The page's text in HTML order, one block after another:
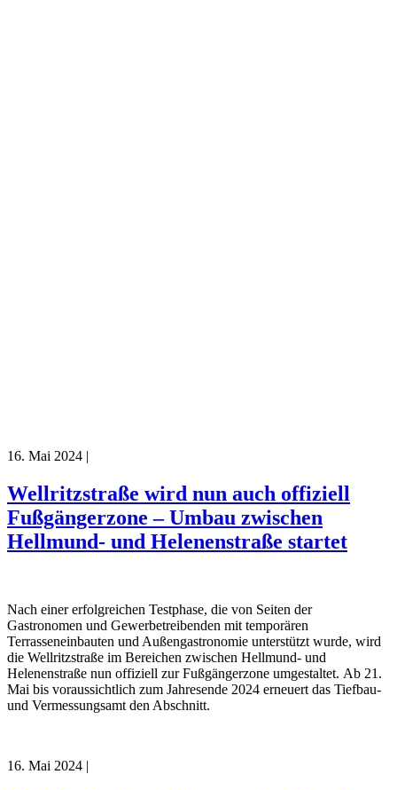
16. Mai 2024 |
Wellritzstraße wird nun auch offiziell
Fußgängerzone – Umbau zwischen
Hellmund- und Helenenstraße startet
Nach einer erfolgreichen Testphase, die von Seiten der
Gastronomen und Gewerbetreibenden mit temporären
Terrasseneinbauten und Außengastronomie unterstützt wurde, wird
die Wellritzstraße im Bereichen zwischen Hellmund- und
Helenenstraße nun offiziell zur Fußgängerzone umgestaltet. Ab 21.
Mai bis voraussichtlich zum Jahresende 2024 erneuert das Tiefbau-
und Vermessungsamt den Abschnitt.
16. Mai 2024 |